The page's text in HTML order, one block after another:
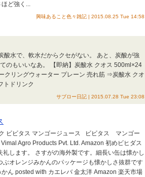
ど強く...
興味あること色々雑記 | 2015.08.25 Tue 14:58
水で、軟水だからクセがない。 あと、炭酸が強
のもいいなあ。 【即納】炭酸水 クオス 500ml×24
クリングウォーター プレーン 売れ筋 ⇒炭酸水 クオ
トドリンク
サブロー日記 | 2015.07.28 Tue 23:08
ビビタス マンゴージュース ビビタス マンゴー
Agro Products Pvt. Ltd. Amazon 初めビヒダス
礼します。 さすがの海外製です。細長い缶は懐かし
ぶオレンジみかんのパッケージも懐かしさ抜群です
ん posted with カエレバ 金太洋 Amazon 楽天市場